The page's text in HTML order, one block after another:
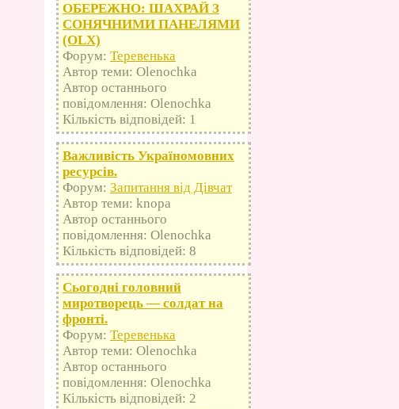
ОБЕРЕЖНО: ШАХРАЙ З
СОНЯЧНИМИ ПАНЕЛЯМИ
(OLX)
Форум: Теревенька
Автор теми: Olenochka
Автор останнього
повідомлення: Olenochka
Кількість відповідей: 1
Важливість Україномовних
ресурсів.
Форум: Запитання від Дівчат
Автор теми: knopa
Автор останнього
повідомлення: Olenochka
Кількість відповідей: 8
Сьогодні головний
миротворець — солдат на
фронті.
Форум: Теревенька
Автор теми: Olenochka
Автор останнього
повідомлення: Olenochka
Кількість відповідей: 2